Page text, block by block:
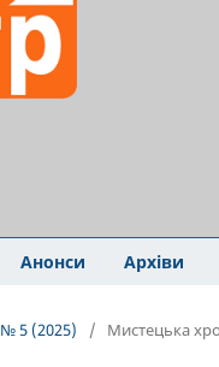
Анонси Архіви
№ 5 (2025) / Мистецька